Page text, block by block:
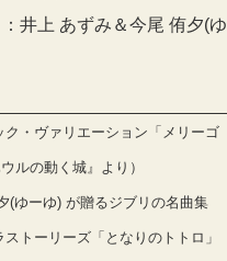
井上 あずみ＆今尾 侑夕(ゆ
ク・ヴァリエーション「メリーゴ
ルの動く城』より）
(ゆーゆ) が贈るジブリの名曲集
トーリーズ「となりのトトロ」